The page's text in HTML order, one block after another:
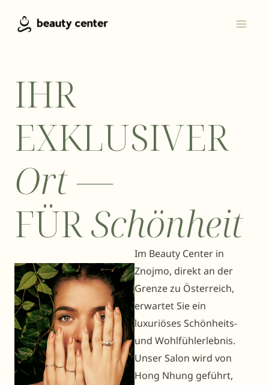
Inhalt
IHR
EXKLUSIVER
Ort —
FÜRSchönheit
Im Beauty Center in
Znojmo, direkt an der
Grenze zu Österreich,
erwartet Sie ein
luxuriöses Schönheits-
und Wohlfühlerlebnis.
Unser Salon wird von
Hong Nhung geführt,